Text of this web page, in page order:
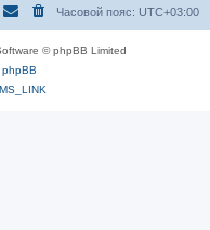
Часовой пояс: UTC+03:00
© phpBB Limited
phpBB